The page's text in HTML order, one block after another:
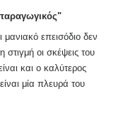
επεισόδιο δεν
οι σκέψεις του
και ο καλύτερος
μία πλευρά του